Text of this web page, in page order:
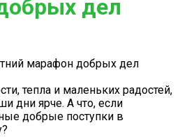
дел
марафон добрых дел
тепла и маленьких радостей,
дни ярче. А что, если
добрые поступки в